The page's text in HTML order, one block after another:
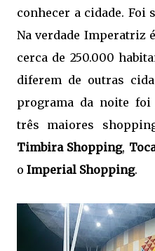
conhecer a cidade. Foi
Na verdade Imperatriz
cerca de 250.000
diferem de outras
programa da noite
três maiores
Timbira Shopping,
o Imperial Shopping.